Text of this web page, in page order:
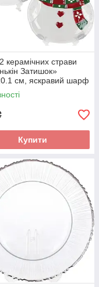
керамічних страви
Затишок»
см, яскравий шарф
Купити